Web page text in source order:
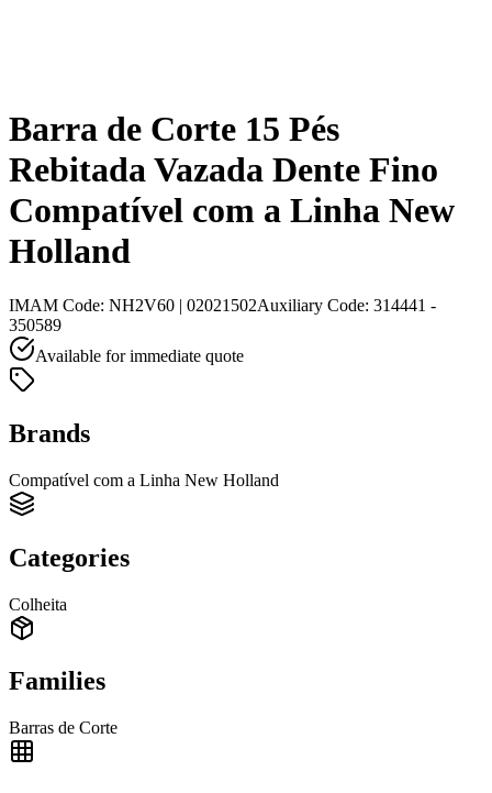
Barra de Corte 15 Pés
Rebitada Vazada Dente Fino
Compatível com a Linha New
Holland
IMAM Code: NH2V60 | 02021502Auxiliary Code: 314441 -
350589
Available for immediate quote
Brands
Compatível com a Linha New Holland
Categories
Colheita
Families
Barras de Corte